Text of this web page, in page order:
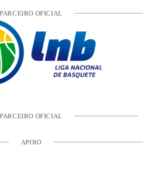
PARCEIRO OFICIAL
PARCEIRO OFICIAL
APOIO